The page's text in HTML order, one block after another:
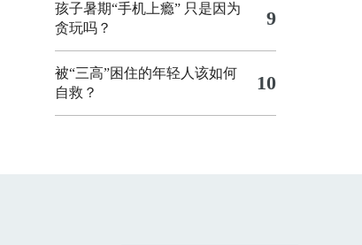
孩子暑期“手机上瘾” 只是因为
贪玩吗？
9
被“三高”困住的年轻人该如何
自救？
10